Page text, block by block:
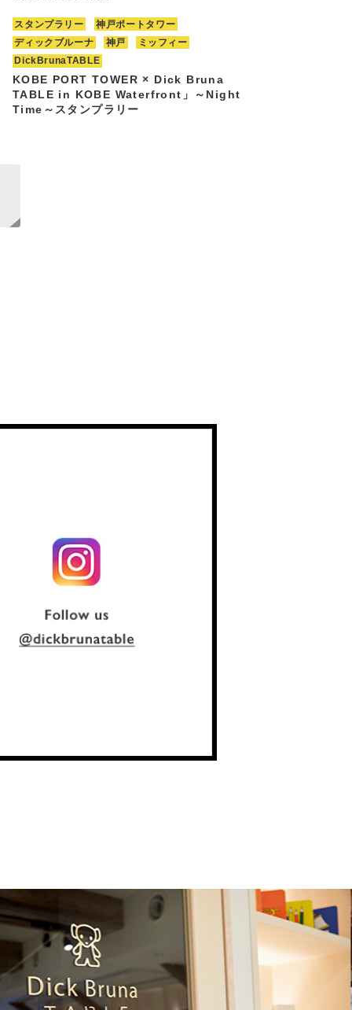
スタンプラリー
神戸ポートタワー
ディックブルーナ
神戸
ミッフィー
DickBrunaTABLE
KOBE PORT TOWER × Dick Bruna
TABLE in KOBE Waterfront」～Night
Time～スタンプラリー